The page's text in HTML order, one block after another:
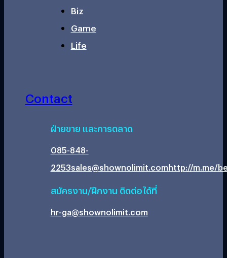
Biz
Game
Life
Contact
ฝ่ายขาย และการตลาด
085-848-
2253sales@shownolimit.comhttp://m.me/
สมัครงาน/ฝึกงาน ติดต่อได้ที่
hr-ga@shownolimit.com